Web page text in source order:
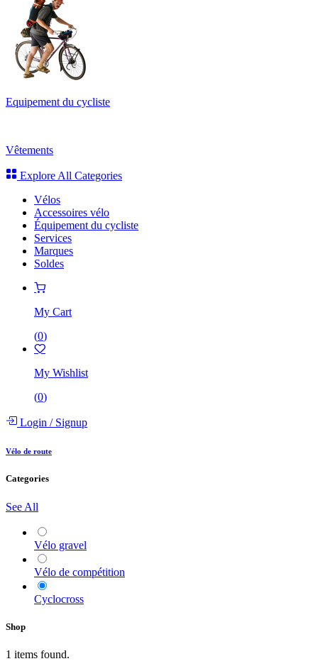
Equipement du cycliste
Vêtements
Explore All Categories
Vélos
Accessoires vélo
Équipement du cycliste
Services
Marques
Soldes
My Cart
(0)
My Wishlist
(0)
Login /Signup
Vélo de route
Categories
See All
Vélo gravel
Vélo de compétition
Cyclocross
Shop
1 items found.